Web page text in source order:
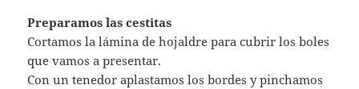
Preparamos las cestitas
Cortamos la lámina de hojaldre para cubrir los boles
que vamos a presentar.
Con un tenedor aplastamos los bordes y pinchamos